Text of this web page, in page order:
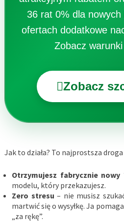
36 rat 0% dla nowych
ofertach dodatkowe
Zobacz
Zobacz
Jak to działa? To najprostsza
Otrzymujesz fabrycznie nowy
modelu, który przekazujesz.
Zero stresu – nie musisz
martwić się o wysyłkę. Ja
„za rękę”.